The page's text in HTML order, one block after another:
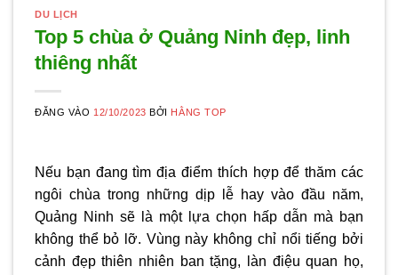
DU LỊCH
Top 5 chùa ở Quảng Ninh đẹp, linh
thiêng nhất
ĐĂNG VÀO 12/10/2023 BỞI HẰNG TOP
Nếu bạn đang tìm địa điểm thích hợp để thăm các
ngôi chùa trong những dịp lễ hay vào đầu năm,
Quảng Ninh sẽ là một lựa chọn hấp dẫn mà bạn
không thể bỏ lỡ. Vùng này không chỉ nổi tiếng bởi
cảnh đẹp thiên nhiên ban tặng, làn điệu quan họ,